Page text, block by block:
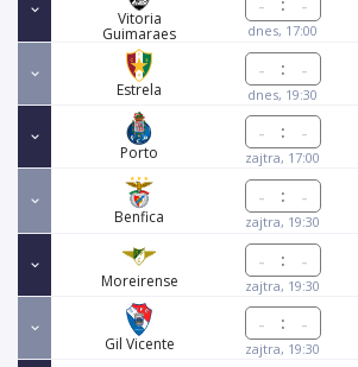
Vitoria
Guimaraes dnes, 17:00
Estrela
:
dnes, 19:30
Porto
:
zajtra, 17:00
Benfica
:
zajtra, 19:30
Moreirense
:
zajtra, 19:30
Gil Vicente
:
zajtra, 19:30